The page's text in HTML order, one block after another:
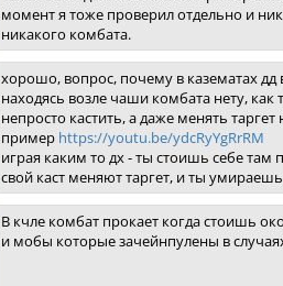
момент я тоже проверил отдельно и
никакого комбата.
хорошо, вопрос, почему в казематах дд
находясь возле чаши комбата нету,
непросто кастить, а даже менять
пример https://youtu.be/ydcRyYgRrRM
играя каким то дх - ты стоишь себе там
свой каст меняют таргет, и ты умираешь
В кчле комбат прокает когда стоишь
и мобы которые зачейнпулены в